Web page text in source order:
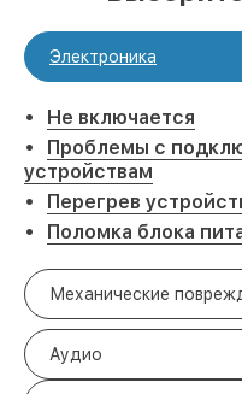
Электроника
Не включается
Проблемы с
устройствам
Перегрев
Поломка блока
Механические
Аудио